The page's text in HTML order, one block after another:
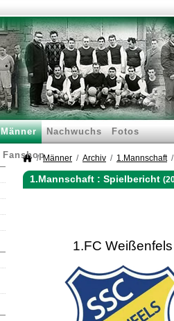
Männer Nachwuchs Fotos
FanshopMänner Archiv 1.Mannschaft
1.Mannschaft : Spielbericht
1.FC Weißenfels